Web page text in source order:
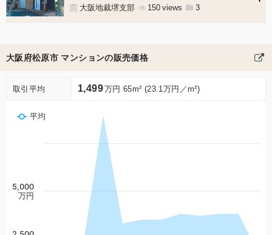
大阪地裁堺支部
150 3
大阪府松原市 マンションの販売価格
取引平均 1,499万円 65m² (23.1万円／m²)
平均
5,000
万円